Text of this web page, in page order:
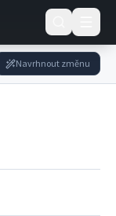
Navrhnout změnu